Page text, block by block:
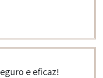
e eficaz!